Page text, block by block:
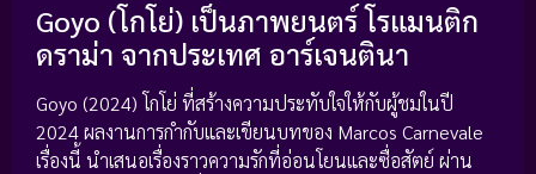
Goyo (โกโย่) เป็นภาพยนตร์ โรแมนติก
ดราม่า จากประเทศ อาร์เจนตินา
Goyo (2024) โกโย่ ที่สร้างความประทับใจให้กับผู้ชมในปี
2024 ผลงานการกำกับและเขียนบทของ Marcos Carnevale
เรื่องนี้ นำเสนอเรื่องราวความรักที่อ่อนโยนและซื่อสัตย์ ผ่าน